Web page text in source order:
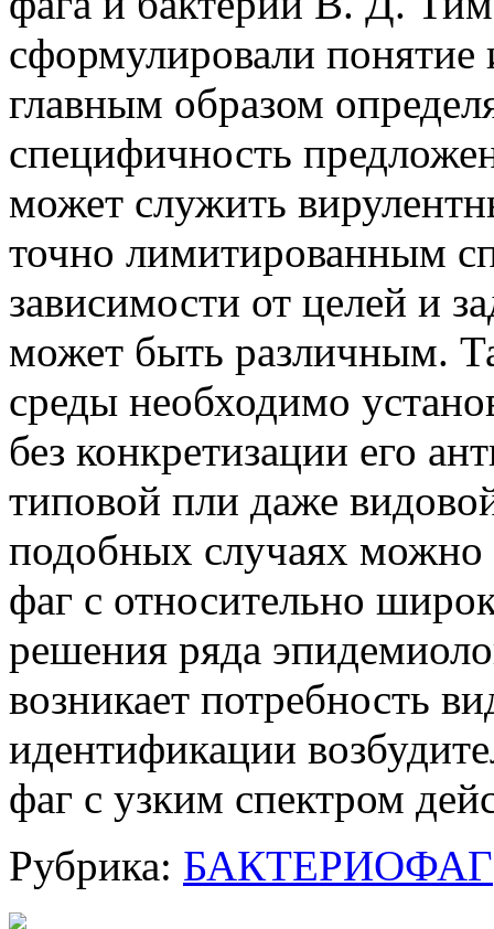
сформулировали
главным образом
специфичность
может служить
точно лимитированным
зависимости от целей и
может быть различным.
среды необходимо
без конкретизации его
типовой пли даже
подобных случаях можно
фаг с относительно
решения ряда
возникает потребность
идентификации
фаг с узким спектром
Рубрика: БАКТЕРИОФАГ